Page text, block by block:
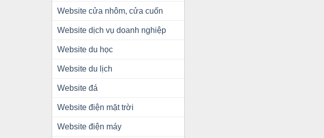
Website cửa nhôm, cửa cuốn
Website dịch vụ doanh nghiệp
Website du học
Website du lịch
Website đá
Website điện mặt trời
Website điện máy